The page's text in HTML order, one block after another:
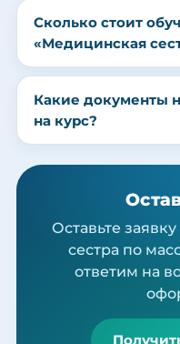
Сколько стоит
«Медицинская
Какие документы
на курс?
Оставьте
сестра по
ответим на